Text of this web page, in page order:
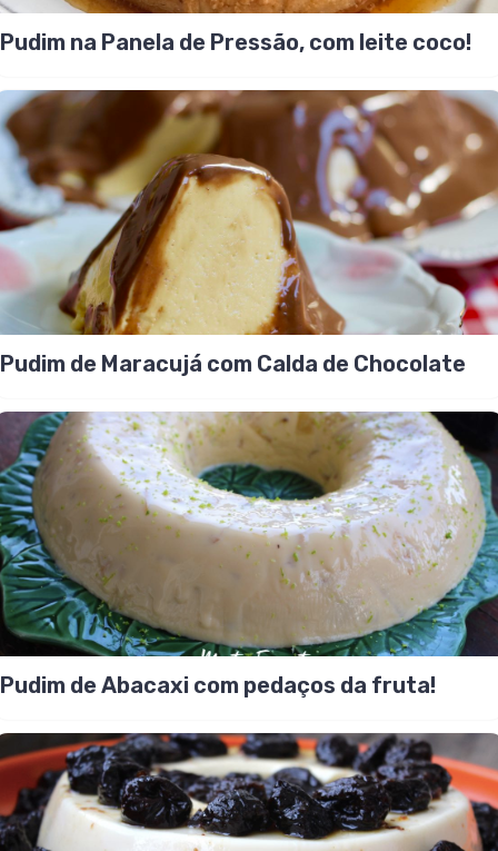
Pudim na Panela de Pressão, com leite coco!
Pudim de Maracujá com Calda de Chocolate
Pudim de Abacaxi com pedaços da fruta!